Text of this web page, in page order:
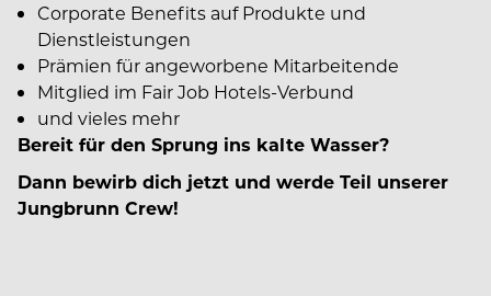
Corporate Benefits auf Produkte und
Dienstleistungen
Prämien für angeworbene Mitarbeitende
Mitglied im Fair Job Hotels-Verbund
und vieles mehr
Bereit für den Sprung ins kalte Wasser?
Dann bewirb dich jetzt und werde Teil unserer
Jungbrunn Crew!